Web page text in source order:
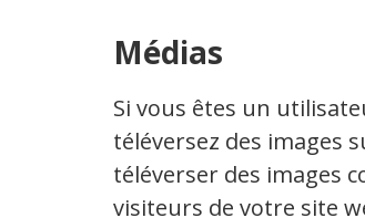
Médias
Si vous êtes un
téléversez des images
téléverser des images
visiteurs de votre site